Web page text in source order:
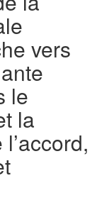
vers
le
la